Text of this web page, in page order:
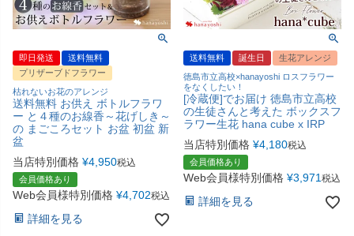
即日発送
送料無料
プリザーブドフラワー
枯れないお花のアレンジ
送料無料 お供え ボトルフラワ
ー と４種のお線香～花げしき～
の まごころセット お盆 初盆 新
盆
当店特別価格 ¥4,950税込
会員価格あり
Web会員様特別価格 ¥4,702税込
詳細を見る
送料無料 誕生日
生花アレンジ
徳島市立高校×hanayoshi ロスフラワー
をなくしたい！
[冷蔵便]でお届け 徳島市立高校
の生徒さんと考えた ボックスフ
ラワー生花 hana cube x IRP
当店特別価格 ¥4,180税込
会員価格あり
Web会員様特別価格 ¥3,971 税込
詳細を見る